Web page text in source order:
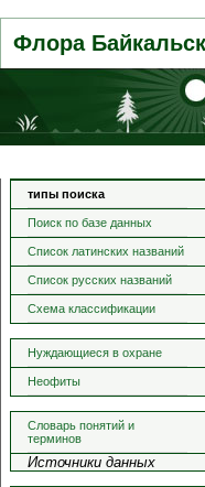
Флора
типы поиска
Поиск по базе данных
Список латинских названий
Список русских названий
Схема классификации
Нуждающиеся в охране
Неофиты
Словарь понятий и
терминов
Источники данных